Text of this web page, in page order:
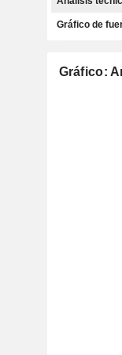
Gráfico de
Gráfico: